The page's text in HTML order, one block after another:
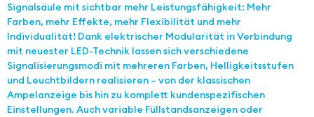
Signalsäule mit sichtbar mehr Leistungsfähigkeit: Mehr
Farben, mehr Effekte, mehr Flexibilität und mehr
Individualität! Dank elektrischer Modularität in Verbindung
mit neuester LED-Technik lassen sich verschiedene
Signalisierungsmodi mit mehreren Farben, Helligkeitsstufen
und Leuchtbildern realisieren – von der klassischen
Ampelanzeige bis hin zu komplett kundenspezifischen
Einstellungen. Auch variable Füllstandsanzeigen oder